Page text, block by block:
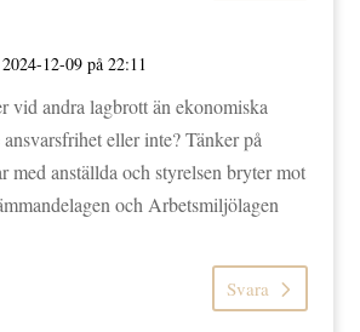
12-09 på 22:11
vid andra lagbrott än ekonomiska
ansvarsfrihet eller inte? Tänker på
med anställda och styrelsen bryter mot
och Arbetsmiljölagen
Svara